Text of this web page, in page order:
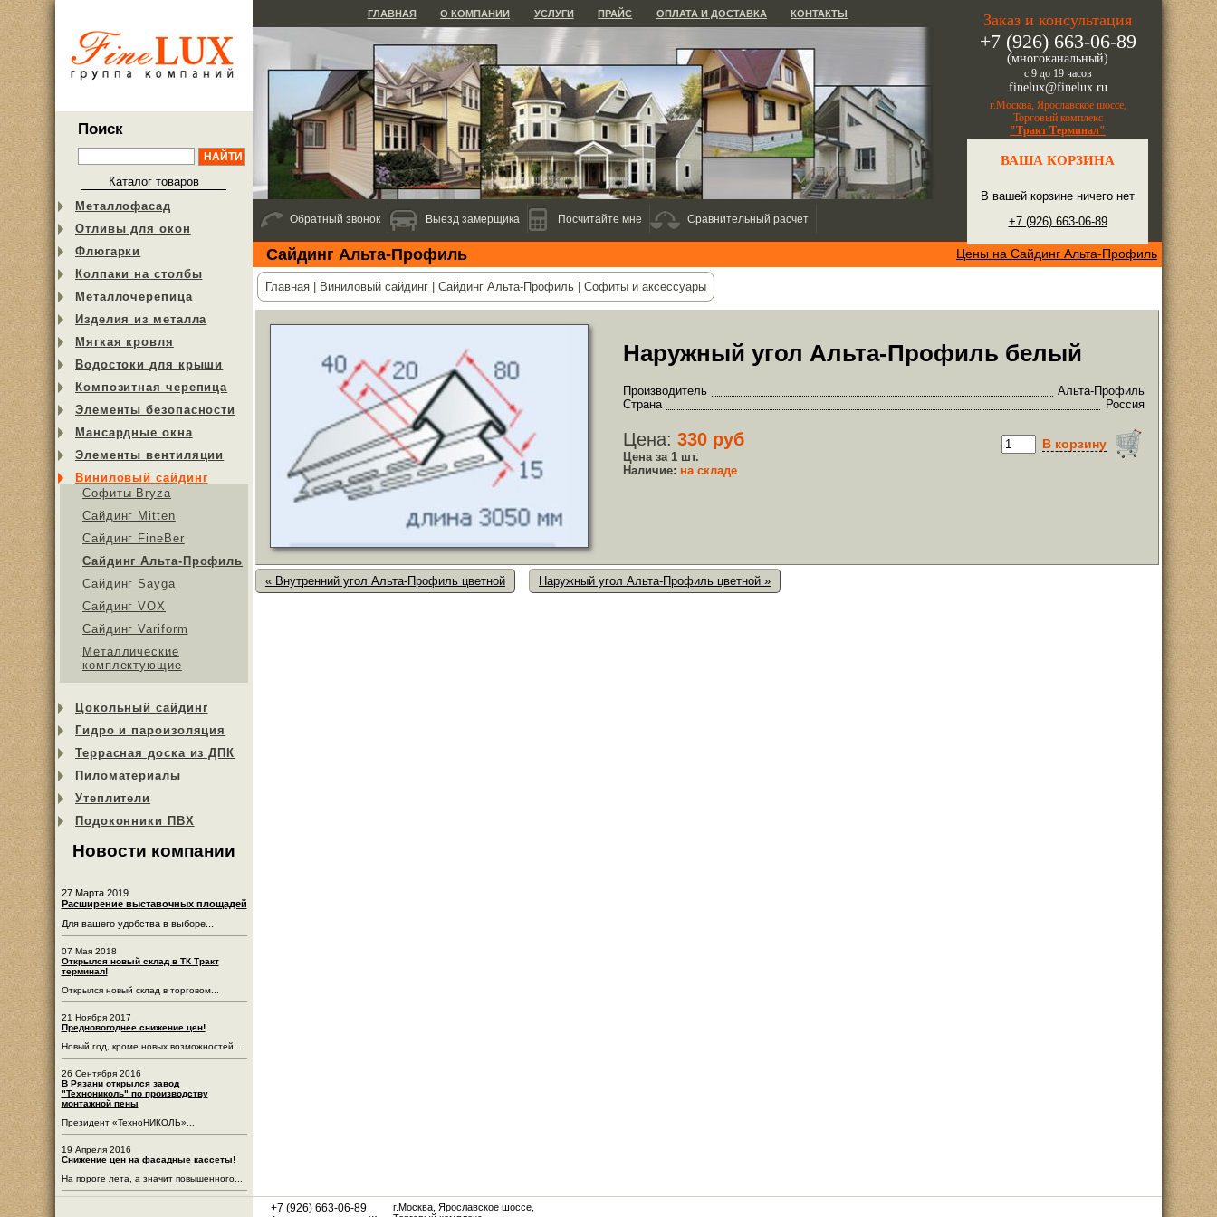
Поиск
Каталог товаров
Металлофасад
Отливы для окон
Флюгарки
Колпаки на столбы
Металлочерепица
Изделия из металла
Мягкая кровля
Водостоки для крыши
Композитная черепица
Элементы безопасности
Мансардные окна
Элементы вентиляции
Виниловый сайдинг
Софиты Bryza
Сайдинг Mitten
Сайдинг FineBer
Сайдинг Альта-Профиль
Сайдинг Sayga
Cайдинг VOX
Сайдинг Variform
Металлические
комплектующие
Цокольный сайдинг
Гидро и пароизоляция
Террасная доска из ДПК
Пиломатериалы
Утеплители
Подоконники ПВХ
Новости компании
27 Марта 2019
Расширение выставочных площадей
Для вашего удобства в выборе...
07 Мая 2018
Открылся новый склад в ТК Тракт
терминал!
Открылся новый склад в торговом...
21 Ноября 2017
Предновогоднее снижение цен!
Новый год, кроме новых возможностей...
26 Сентября 2016
В Рязани открылся завод
"Технониколь" по производству
монтажной пены
Президент «ТехноНИКОЛЬ»...
19 Апреля 2016
Снижение цен на фасадные кассеты!
На пороге лета, а значит повышенного...
Заказ и консультация
+7 (926) 663-06-89
(многоканальный)
с 9 до 19 часов
finelux@finelux.ru
г.Москва, Ярославское шоссе,
Торговый комплекс
"Тракт Терминал"
ВАША КОРЗИНА
В вашей корзине ничего нет
+7 (926) 663-06-89
ГЛАВНАЯ О КОМПАНИИ УСЛУГИ ПРАЙС ОПЛАТА И ДОСТАВКА КОНТАКТЫ
Цены на Сайдинг Альта-Профиль
Сайдинг Альта-Профиль
Главная Виниловый сайдинг Сайдинг Альта-Профиль Софиты и аксессуары
Наружный угол Альта-Профиль белый
Производитель
Альта-Профиль
Страна
Россия
В корзину
Цена: 330 руб
Цена за 1 шт.
Наличие: на складе
« Внутренний угол Альта-Профиль цветной Наружный угол Альта-Профиль цветной »
Обратный звонок Выезд замерщика Посчитайте мне Сравнительный расчет
+7 (926) 663-06-89
г.Москва, Ярославское шоссе,